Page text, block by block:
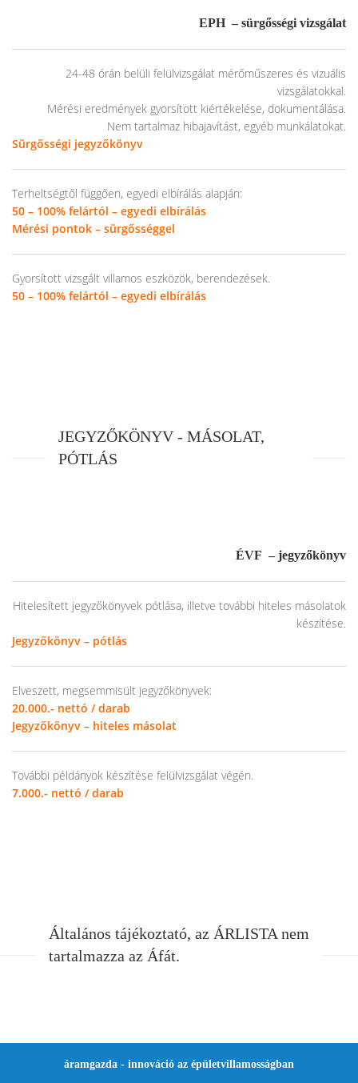
EPH – sürgősségi vizsgálat
24-48 órán belüli felülvizsgálat mérőműszeres és vizuális
vizsgálatokkal.
Mérési eredmények gyorsított kiértékelése, dokumentálása.
Nem tartalmaz hibajavítást, egyéb munkálatokat.
Sürgősségi jegyzőkönyv
Terheltségtől függően, egyedi elbírálás alapján:
50 – 100% felártól – egyedi elbírálás
Mérési pontok – sürgősséggel
Gyorsított vizsgált villamos eszközök, berendezések.
50 – 100% felártól – egyedi elbírálás
JEGYZŐKÖNYV - MÁSOLAT,
PÓTLÁS
ÉVF – jegyzőkönyv
Hitelesített jegyzőkönyvek pótlása, illetve további hiteles másolatok
készítése.
Jegyzőkönyv – pótlás
Elveszett, megsemmisült jegyzőkönyvek:
20.000.- nettó / darab
Jegyzőkönyv – hiteles másolat
További példányok készítése felülvizsgálat végén.
7.000.- nettó / darab
Általános tájékoztató, az ÁRLISTA nem
tartalmazza az Áfát.
áramgazda - innováció az épületvillamosságban